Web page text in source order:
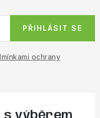
ochrany
PŘIHLÁSIT SE